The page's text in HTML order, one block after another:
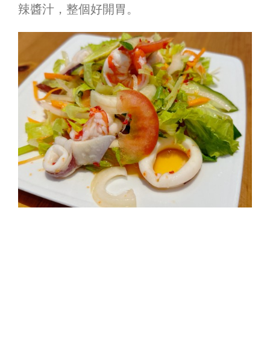
辣醬汁，整個好開胃。